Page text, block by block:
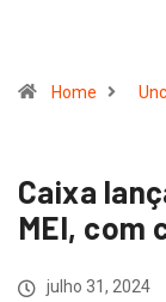
Home
Caixa
MEI, com
julho 31, 2024